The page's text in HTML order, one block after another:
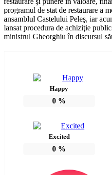
programul de stat de restaurare a
ansamblul Castelului Peleş, iar
lansat procedura de achiziţie
ministrul Gheorghiu în discursul
Happy
0 %
Excited
0 %